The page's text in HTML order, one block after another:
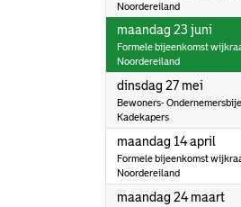
Noordereiland
maandag 23 juni
Formele bijeenkomst
Noordereiland
dinsdag 27 mei
Bewoners-
Kadekapers
maandag 14 april
Formele bijeenkomst
Noordereiland
maandag 24 maart